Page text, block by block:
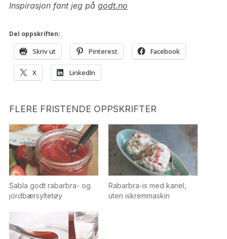
Inspirasjon fant jeg på godt.no
Del oppskriften:
Skriv ut Pinterest Facebook
X LinkedIn
FLERE FRISTENDE OPPSKRIFTER
Sabla godt rabarbra- og
jordbærsyltetøy
Rabarbra-is med kanel,
uten iskremmaskin